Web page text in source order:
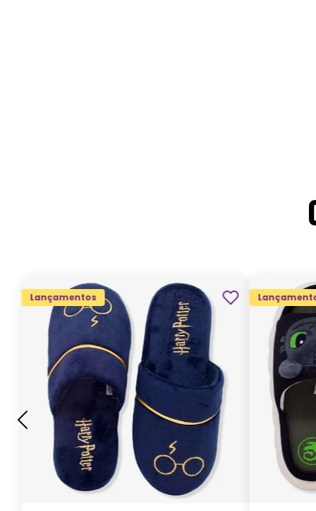
Lançamentos
G GG M P
ADICIONAR AO
CARRINHO